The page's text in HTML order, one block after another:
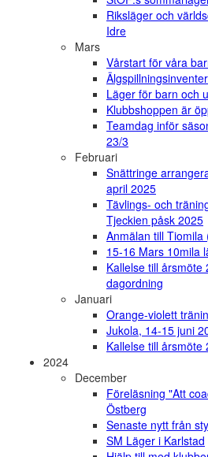
Riksläger och
Idre
Mars
Vårstart för våra
Läger för barn och
Klubbshoppen är
Teamdag inför
23/3
Februari
Snättringe
april 2025
Tävlings- och
Tjeckien påsk 2025
Anmälan till Tiomila
15-16 Mars 10mila
Kallelse till
dagordning
Januari
Orange-violett
Jukola, 14-15 juni
Kallelse till årsmöte
2024
December
Föreläsning "Att
Östberg
Senaste nytt från
SM Läger i Karlstad